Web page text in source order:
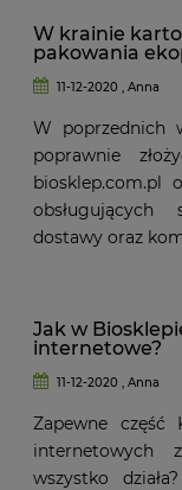
W krainie
pakowania
11-12-2020 , Anna
W poprzednich
poprawnie
biosklep.com.pl
obsługujących
dostawy oraz
Jak w
internetowe?
11-12-2020 , Anna
Zapewne część
internetowych
wszystko